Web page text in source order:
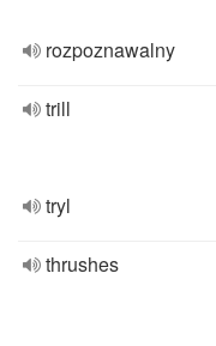
rozpoznawalny
trill
tryl
thrushes